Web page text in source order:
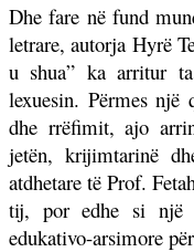
Dhe fare në fund
letrare, autorja Hyrë
u shua” ka arritur
lexuesin. Përmes një
dhe rrëfimit, ajo
jetën, krijimtarinë
atdhetare të Prof.
tij, por edhe si një
edukativo-arsimore